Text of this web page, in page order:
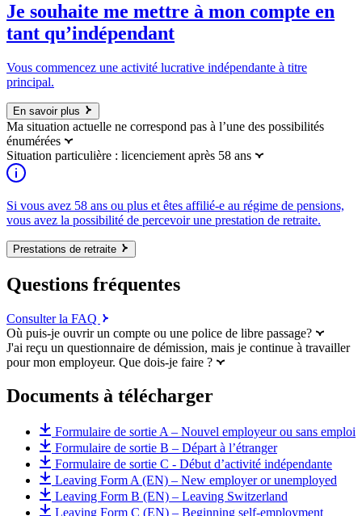
Je souhaite me mettre à mon compte en
tant qu’indépendant
Vous commencez une activité lucrative indépendante à titre
principal.
En savoir plus
Ma situation actuelle ne correspond pas à l’une des possibilités
énumérées
Situation particulière : licenciement après 58 ans
Si vous avez 58 ans ou plus et êtes affilié-e au régime de pensions,
vous avez la possibilité de percevoir une prestation de retraite.
Prestations de retraite
Questions fréquentes
Consulter la FAQ
Où puis-je ouvrir un compte ou une police de libre passage?
J'ai reçu un questionnaire de démission, mais je continue à travailler
pour mon employeur. Que dois-je faire ?
Documents à télécharger
Formulaire de sortie A – Nouvel employeur ou sans emploi
Formulaire de sortie B – Départ à l’étranger
Formulaire de sortie C - Début d’activité indépendante
Leaving Form A (EN) – New employer or unemployed
Leaving Form B (EN) – Leaving Switzerland
Leaving Form C (EN) – Beginning self-employment